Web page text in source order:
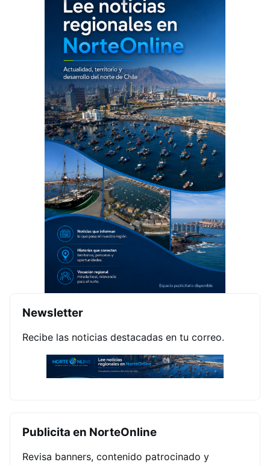
Newsletter
Recibe las noticias destacadas en tu correo.
Publicita en NorteOnline
Revisa banners, contenido patrocinado y